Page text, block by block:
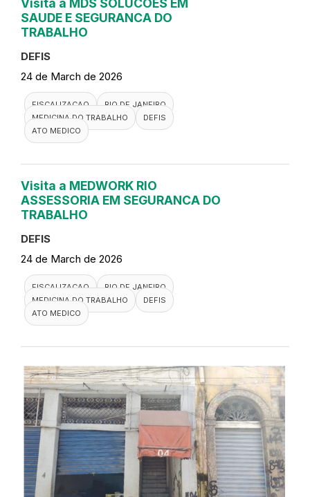
Visita a MDS SOLUCOES EM
SAUDE E SEGURANCA DO
TRABALHO
DEFIS
24 de March de 2026
FISCALIZACAO
RIO DE JANEIRO
MEDICINA DO TRABALHO
DEFIS
ATO MEDICO
Visita a MEDWORK RIO
ASSESSORIA EM SEGURANCA DO
TRABALHO
DEFIS
24 de March de 2026
FISCALIZACAO
RIO DE JANEIRO
MEDICINA DO TRABALHO
DEFIS
ATO MEDICO